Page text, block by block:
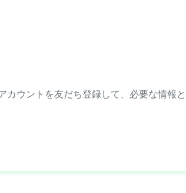
カウントを友だち登録して、必要な情報と